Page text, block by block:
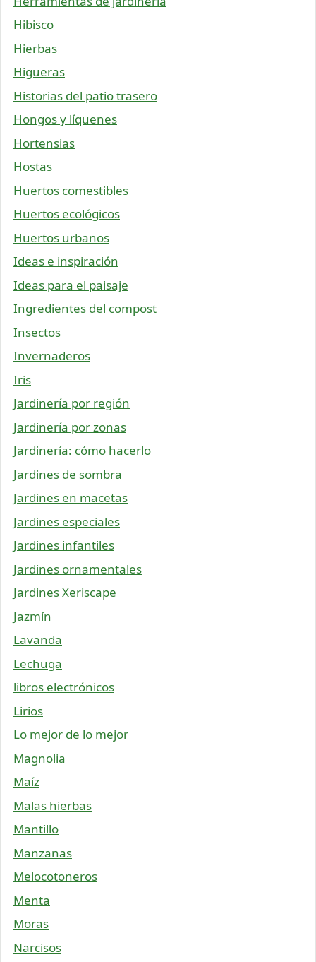
Hibisco
Hierbas
Higueras
Historias del patio trasero
Hongos y líquenes
Hortensias
Hostas
Huertos comestibles
Huertos ecológicos
Huertos urbanos
Ideas e inspiración
Ideas para el paisaje
Ingredientes del compost
Insectos
Invernaderos
Iris
Jardinería por región
Jardinería por zonas
Jardinería: cómo hacerlo
Jardines de sombra
Jardines en macetas
Jardines especiales
Jardines infantiles
Jardines ornamentales
Jardines Xeriscape
Jazmín
Lavanda
Lechuga
libros electrónicos
Lirios
Lo mejor de lo mejor
Magnolia
Maíz
Malas hierbas
Mantillo
Manzanas
Melocotoneros
Menta
Moras
Narcisos